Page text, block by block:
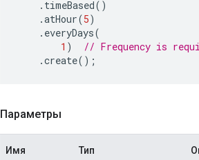
. timeBased()
.atHour(5)
. everyDays(
1 )
// Frequency is
.create();
Параметры
Имя Тип